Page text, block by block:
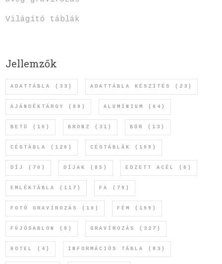
Világító táblák
Jellemzők
ADATTÁBLA (33) ADATTÁBLA KÉSZÍTÉS (23)
AJÁNDÉKTÁRGY (89) ALUMÍNIUM (64)
BETŰ (10) BRONZ (31) BŐR (13)
CÉGTÁBLA (126) CÉGTÁBLÁK (109)
DÍJ (70) DÍJAK (85) EDZETT ACÉL (6)
EMLÉKTÁBLA (117) FA (79)
FOTÓ GRAVÍROZÁS (10) FÉM (199)
FÚJÓSABLON (9) GRAVÍROZÁS (327)
HOTEL (4) INFORMÁCIÓS TÁBLA (83)